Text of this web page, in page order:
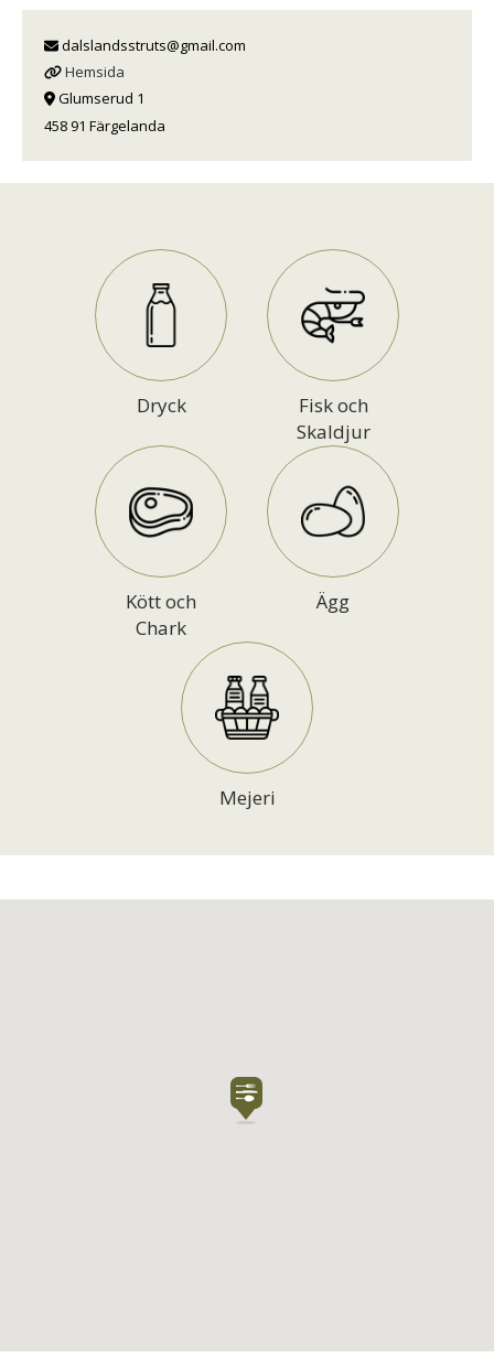
dalslandsstruts@gmail.com
Hemsida
Glumserud 1
458 91 Färgelanda
Dryck
Fisk och
Skaldjur
Kött och
Chark
Ägg
Mejeri